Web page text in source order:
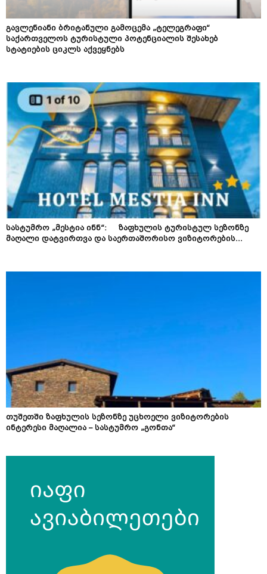
გავლენიანი ბრიტანული გამოცემა „ტელეგრაფი“
საქართველოს ტურისტული პოტენციალის შესახებ
სტატიების ციკლს აქვეყნებს
სასტუმრო „მესტია ინნ“: ზაფხულის ტურისტულ სეზონზე
მაღალი დატვირთვა და საერთაშორისო ვიზიტორების...
თუშეთში ზაფხულის სეზონზე უცხოელი ვიზიტორების
ინტერესი მაღალია – სასტუმრო „გონთა“